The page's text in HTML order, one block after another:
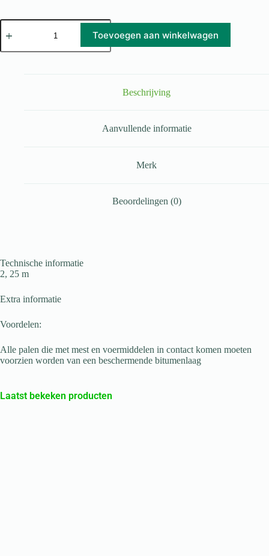
Toevoegen aan winkelwagen
Beschrijving
Aanvullende informatie
Merk
Beoordelingen (0)
Technische informatie
2, 25 m
Extra informatie
Voordelen:
Alle palen die met mest en voermiddelen in contact komen moeten
voorzien worden van een beschermende bitumenlaag
Laatst bekeken producten